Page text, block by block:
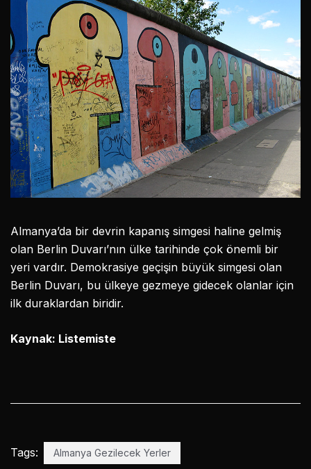
Almanya’da bir devrin kapanış simgesi haline gelmiş
olan Berlin Duvarı’nın ülke tarihinde çok önemli bir
yeri vardır. Demokrasiye geçişin büyük simgesi olan
Berlin Duvarı, bu ülkeye gezmeye gidecek olanlar için
ilk duraklardan biridir.
Kaynak: Listemiste
Tags: Almanya Gezilecek Yerler